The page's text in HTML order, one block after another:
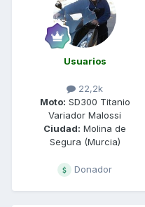
Usuarios
22,2k
Moto: SD300 Titanio
Variador Malossi
Ciudad: Molina de
Segura (Murcia)
Donador